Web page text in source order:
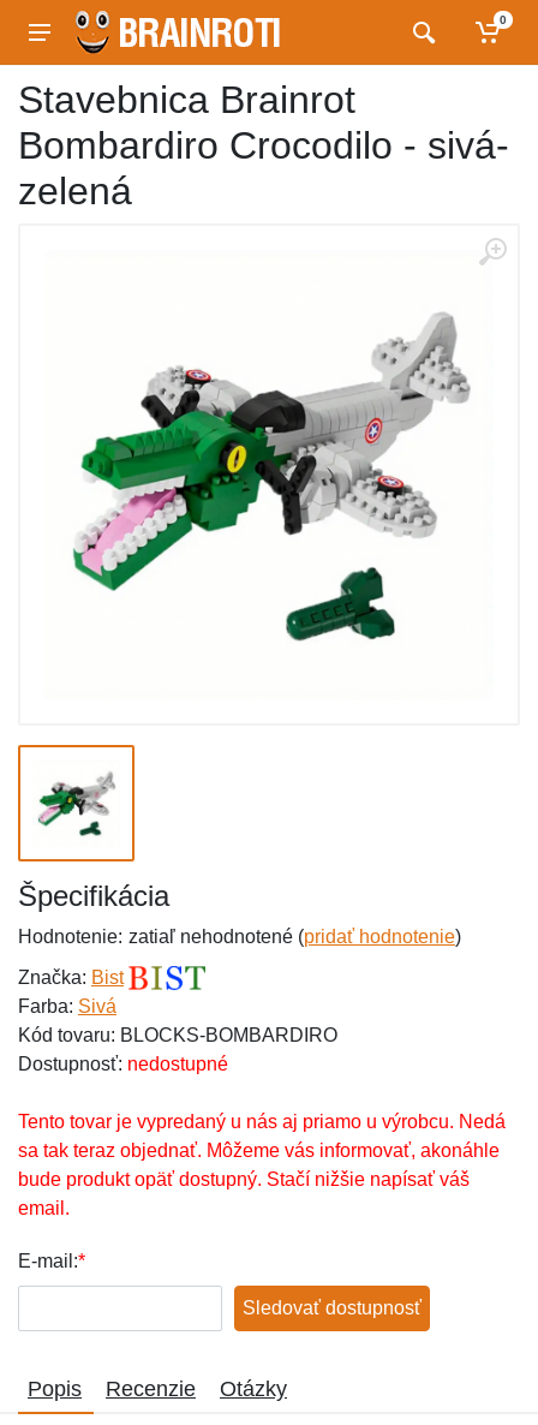
0
Stavebnica Brainrot
Bombardiro Crocodilo - sivá-
zelená
Špecifikácia
Hodnotenie: zatiaľ nehodnotené (pridať hodnotenie)
Značka: Bist
Farba: Sivá
Kód tovaru: BLOCKS-BOMBARDIRO
Dostupnosť: nedostupné
Tento tovar je vypredaný u nás aj priamo u výrobcu. Nedá
sa tak teraz objednať. Môžeme vás informovať, akonáhle
bude produkt opäť dostupný. Stačí nižšie napísať váš
email.
E-mail:*
Sledovať dostupnosť
Popis Recenzie Otázky